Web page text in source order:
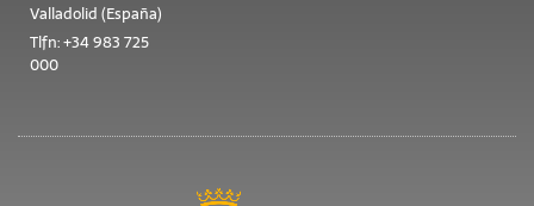
Valladolid (España)
Tlfn: +34 983 725
000